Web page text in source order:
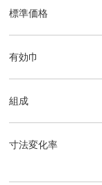
標準価格
有効巾
組成
寸法変化率